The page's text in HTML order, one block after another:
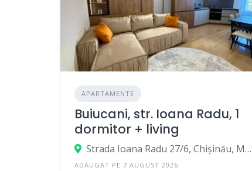
APARTAMENTE
Buiucani, str. Ioana Radu, 1
dormitor + living
Strada Ioana Radu 27/6, Chișinău, Moldova
ADĂUGAT PE 7 AUGUST 2026